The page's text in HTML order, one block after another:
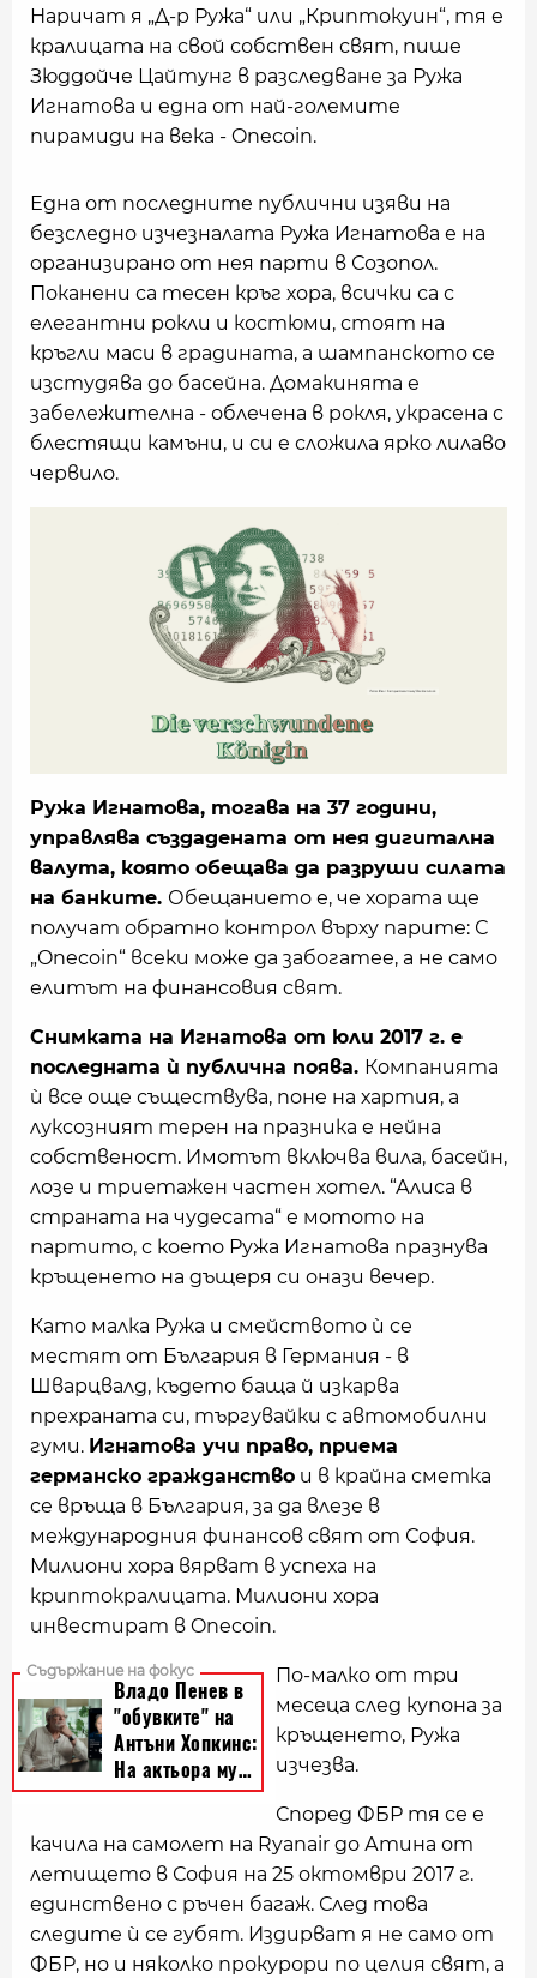
Наричат я ​​„Д-р Ружа“ или „Криптокуин“, тя е
кралицата на свой собствен свят, пише
Зюддойче Цайтунг в разследване за Ружа
Игнатова и една от най-големите
пирамиди на века - Onecoin.
Една от последните публични изяви на
безследно изчезналата Ружа Игнатова е на
организирано от нея парти в Созопол.
Поканени са тесен кръг хора, всички са с
елегантни рокли и костюми, стоят на
кръгли маси в градината, а шампанското се
изстудява до басейна. Домакинята е
забележителна - облечена в рокля, украсена с
блестящи камъни, и си е сложила ярко лилаво
червило.
Ружа Игнатова, тогава на 37 години,
управлява създадената от нея дигитална
валута, която обещава да разруши силата
на банките. Обещанието е, че хората ще
получат обратно контрол върху парите: С
„Onecoin“ всеки може да забогатее, а не само
елитът на финансовия свят.
Снимката на Игнатова от юли 2017 г. е
последната ѝ публична поява. Компанията
ѝ все още съществува, поне на хартия, а
луксозният терен на празника е нейна
собственост. Имотът включва вила, басейн,
лозе и триетажен частен хотел. “Алиса в
страната на чудесата“ е мотото на
партито, с което Ружа Игнатова празнува
кръщенето на дъщеря си онази вечер.
Като малка Ружа и смейството ѝ се
местят от България в Германия - в
Шварцвалд, където баща й изкарва
прехраната си, търгувайки с автомобилни
гуми. Игнатова учи право, приема
германско гражданство и в крайна сметка
се връща в България, за да влезе в
международния финансов свят от София.
Милиони хора вярват в успеха на
криптокралицата. Милиони хора
инвестират в Onecoin.
По-малко от три
месеца след купона за
кръщенето, Ружа
изчезва.
Според ФБР тя се е
качила на самолет на Ryanair до Атина от
летището в София на 25 октомври 2017 г.
единствено с ръчен багаж. След това
следите ѝ се губят. Издирват я не само от
ФБР, но и няколко прокурори по целия свят, а